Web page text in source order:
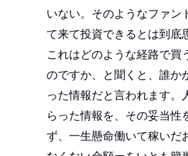
いない。そのようなファン
て来て投資できるとは到底
これはどのような経路で買
のですか、と聞くと、誰か
った情報だと言われます。
らった情報を、その妥当性
ず、一生懸命働いて稼いだ